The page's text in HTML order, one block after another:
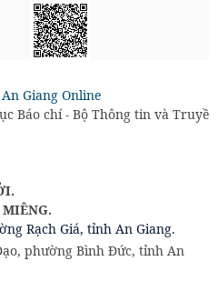
Giang Online
Báo chí - Bộ Thông tin và
Rạch Giá, tỉnh An Giang.
phường Bình Đức, tỉnh An